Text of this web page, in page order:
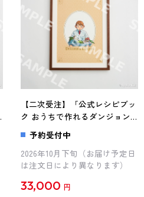
【二次受注】「公式レシピブッ
ク おうちで作れるダンジョン
飯」額縁付きイラスト（チルチ
ャック）
予約受付中
2026年10月下旬（お届け予定日
は注文日により異なります）
33,000 円